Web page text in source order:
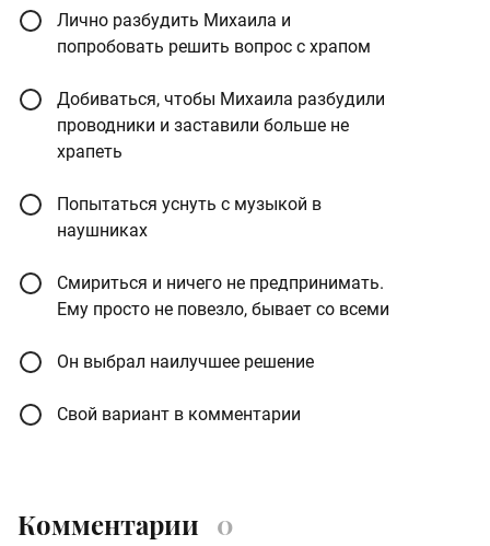
Лично разбудить Михаила и
попробовать решить вопрос с храпом
Добиваться, чтобы Михаила разбудили
проводники и заставили больше не
храпеть
Попытаться уснуть с музыкой в
наушниках
Смириться и ничего не предпринимать.
Ему просто не повезло, бывает со всеми
Он выбрал наилучшее решение
Свой вариант в комментарии
Комментарии 0